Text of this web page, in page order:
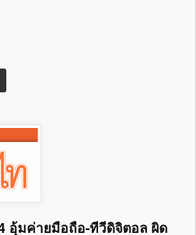
อุ้มค่ายมือถือ-ทีวีดิจิตอล ผิด